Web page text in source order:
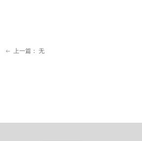
ꂃ 上一篇： 无